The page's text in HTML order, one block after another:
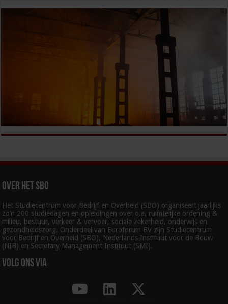
Over het SBO
Het Studiecentrum voor Bedrijf en Overheid (SBO) organiseert jaarlijks
zo’n 200 studiedagen en opleidingen over o.a. ruimtelijke ordening &
milieu, bestuur, verkeer & vervoer, sociale zekerheid, onderwijs en
gezondheidszorg. Onderdeel van Euroforum BV zijn Studiecentrum
voor Bedrijf en Overheid (SBO), Nederlands Instituut voor de Bouw
(NIB) en Secretary Management Instituut (SMI).
Volg ons via